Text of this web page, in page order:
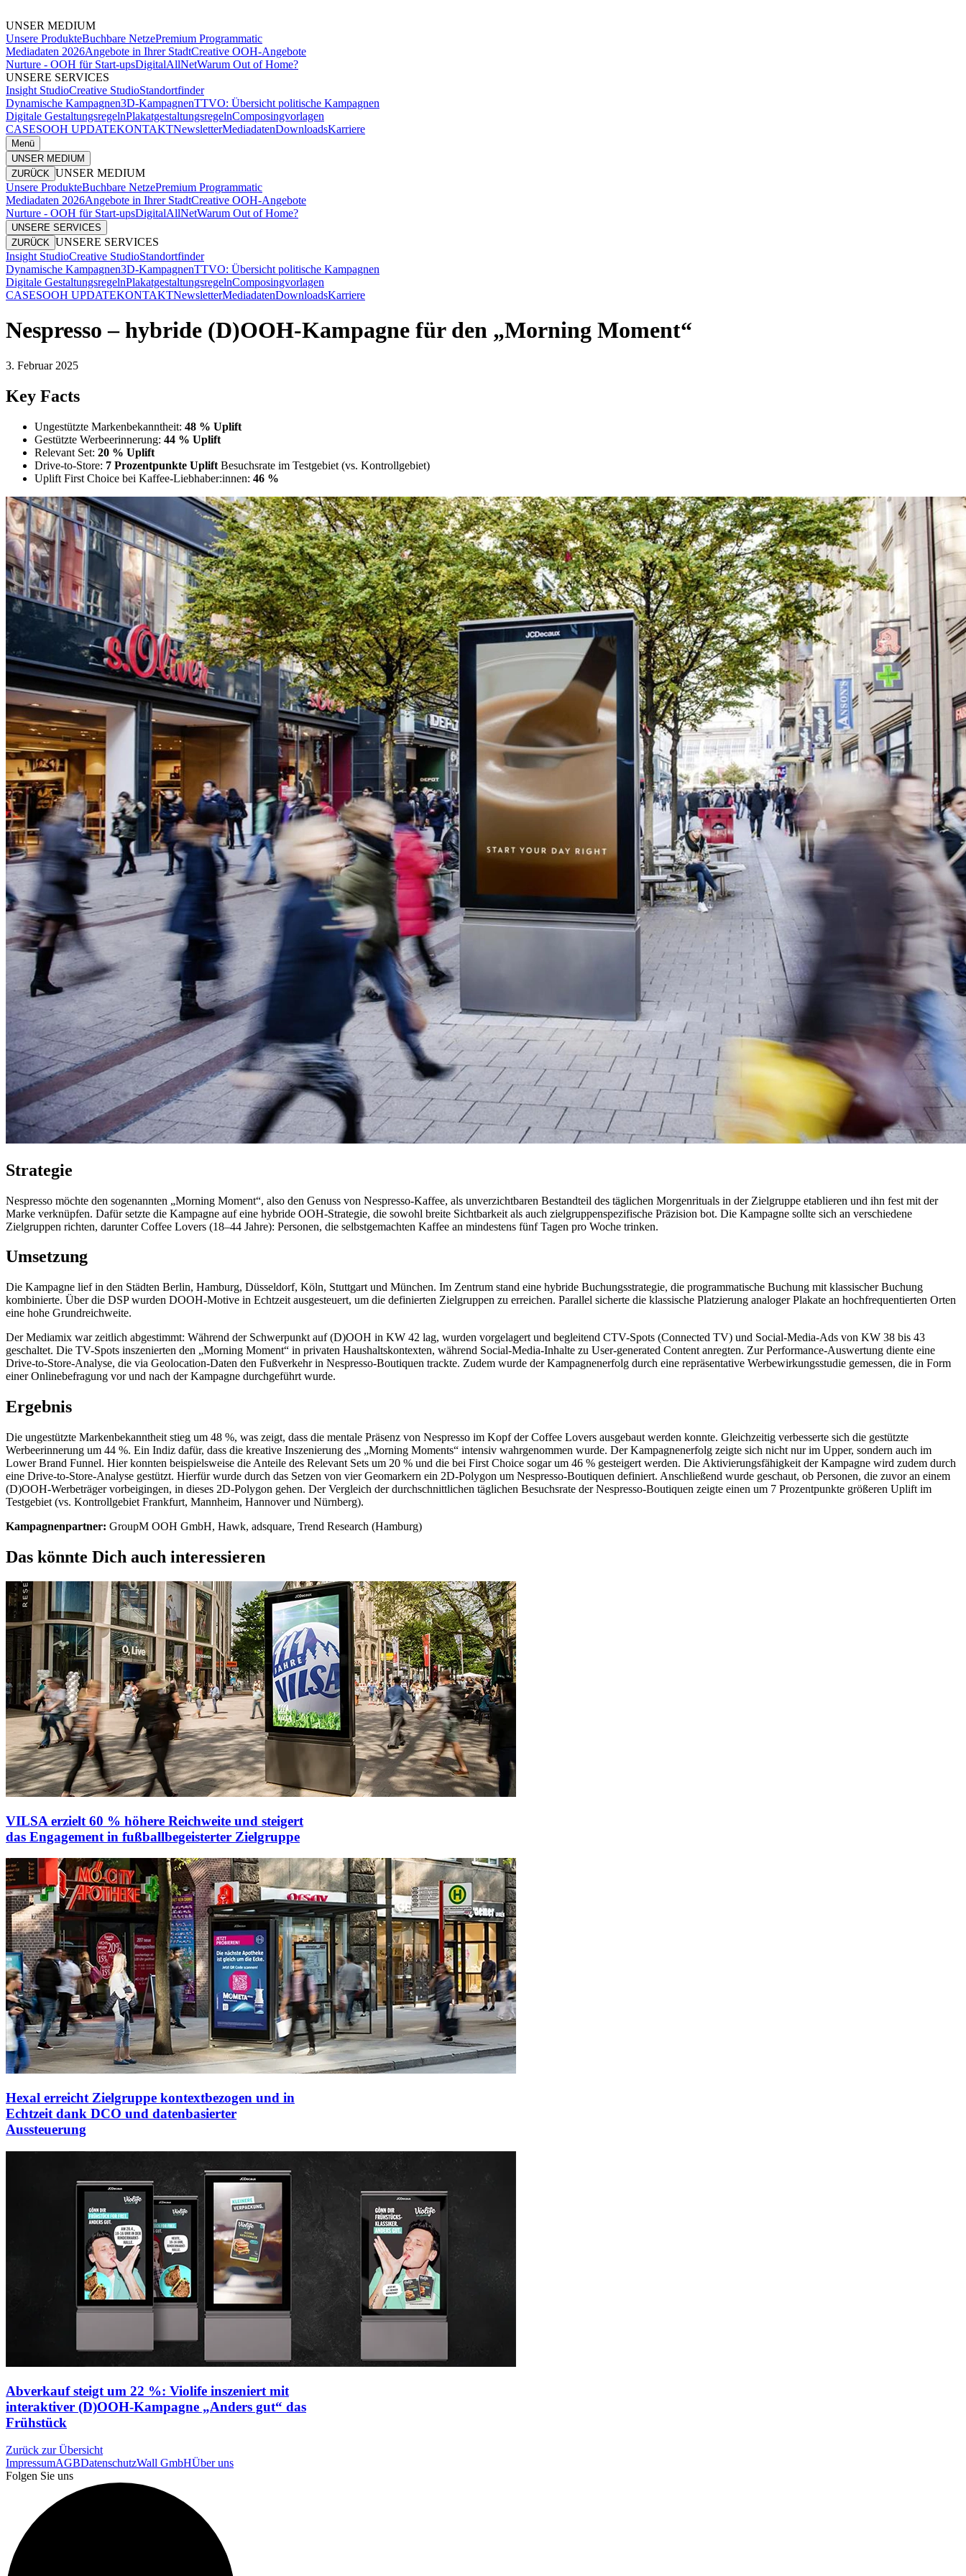
UNSER MEDIUM
Unsere ProdukteBuchbare NetzePremium Programmatic
Mediadaten 2026Angebote in Ihrer StadtCreative OOH-Angebote
Nurture - OOH für Start-upsDigitalAllNetWarum Out of Home?
UNSERE SERVICES
Insight StudioCreative StudioStandortfinder
Dynamische Kampagnen3D-KampagnenTTVO: Übersicht politische Kampagnen
Digitale GestaltungsregelnPlakatgestaltungsregelnComposingvorlagen
CASESOOH UPDATEKONTAKTNewsletterMediadatenDownloadsKarriere
Menü
UNSER MEDIUM
ZURÜCK UNSER MEDIUM
Unsere ProdukteBuchbare NetzePremium Programmatic
Mediadaten 2026Angebote in Ihrer StadtCreative OOH-Angebote
Nurture - OOH für Start-upsDigitalAllNetWarum Out of Home?
UNSERE SERVICES
ZURÜCK UNSERE SERVICES
Insight StudioCreative StudioStandortfinder
Dynamische Kampagnen3D-KampagnenTTVO: Übersicht politische Kampagnen
Digitale GestaltungsregelnPlakatgestaltungsregelnComposingvorlagen
CASESOOH UPDATEKONTAKTNewsletterMediadatenDownloadsKarriere
Nespresso – hybride (D)OOH-Kampagne für den „Morning Moment“
3. Februar 2025
Key Facts
Ungestützte Markenbekanntheit: 48 % Uplift
Gestützte Werbeerinnerung: 44 % Uplift
Relevant Set: 20 % Uplift
Drive-to-Store: 7 Prozentpunkte Uplift Besuchsrate im Testgebiet (vs. Kontrollgebiet)
Uplift First Choice bei Kaffee-Liebhaber:innen: 46 %
Strategie
Nespresso möchte den sogenannten „Morning Moment“, also den Genuss von Nespresso-Kaffee, als unverzichtbaren Bestandteil des täglichen Morgenrituals in der Zielgruppe etablieren und ihn fest mit der
Marke verknüpfen. Dafür setzte die Kampagne auf eine hybride OOH-Strategie, die sowohl breite Sichtbarkeit als auch zielgruppenspezifische Präzision bot. Die Kampagne sollte sich an verschiedene
Zielgruppen richten, darunter Coffee Lovers (18–44 Jahre): Personen, die selbstgemachten Kaffee an mindestens fünf Tagen pro Woche trinken.
Umsetzung
Die Kampagne lief in den Städten Berlin, Hamburg, Düsseldorf, Köln, Stuttgart und München. Im Zentrum stand eine hybride Buchungsstrategie, die programmatische Buchung mit klassischer Buchung
kombinierte. Über die DSP wurden DOOH-Motive in Echtzeit ausgesteuert, um die definierten Zielgruppen zu erreichen. Parallel sicherte die klassische Platzierung analoger Plakate an hochfrequentierten Orten
eine hohe Grundreichweite.
Der Mediamix war zeitlich abgestimmt: Während der Schwerpunkt auf (D)OOH in KW 42 lag, wurden vorgelagert und begleitend CTV-Spots (Connected TV) und Social-Media-Ads von KW 38 bis 43
geschaltet. Die TV-Spots inszenierten den „Morning Moment“ in privaten Haushaltskontexten, während Social-Media-Inhalte zu User-generated Content anregten. Zur Performance-Auswertung diente eine
Drive-to-Store-Analyse, die via Geolocation-Daten den Fußverkehr in Nespresso-Boutiquen trackte. Zudem wurde der Kampagnenerfolg durch eine repräsentative Werbewirkungsstudie gemessen, die in Form
einer Onlinebefragung vor und nach der Kampagne durchgeführt wurde.
Ergebnis
Die ungestützte Markenbekanntheit stieg um 48 %, was zeigt, dass die mentale Präsenz von Nespresso im Kopf der Coffee Lovers ausgebaut werden konnte. Gleichzeitig verbesserte sich die gestützte
Werbeerinnerung um 44 %. Ein Indiz dafür, dass die kreative Inszenierung des „Morning Moments“ intensiv wahrgenommen wurde. Der Kampagnenerfolg zeigte sich nicht nur im Upper, sondern auch im
Lower Brand Funnel. Hier konnten beispielsweise die Anteile des Relevant Sets um 20 % und die bei First Choice sogar um 46 % gesteigert werden. Die Aktivierungsfähigkeit der Kampagne wird zudem durch
eine Drive-to-Store-Analyse gestützt. Hierfür wurde durch das Setzen von vier Geomarkern ein 2D-Polygon um Nespresso-Boutiquen definiert. Anschließend wurde geschaut, ob Personen, die zuvor an einem
(D)OOH-Werbeträger vorbeigingen, in dieses 2D-Polygon gehen. Der Vergleich der durchschnittlichen täglichen Besuchsrate der Nespresso-Boutiquen zeigte einen um 7 Prozentpunkte größeren Uplift im
Testgebiet (vs. Kontrollgebiet Frankfurt, Mannheim, Hannover und Nürnberg).
Kampagnenpartner: GroupM OOH GmbH, Hawk, adsquare, Trend Research (Hamburg)
Das könnte Dich auch interessieren
VILSA erzielt 60 % höhere Reichweite und steigert
das Engagement in fußballbegeisterter Zielgruppe
Hexal erreicht Zielgruppe kontextbezogen und in
Echtzeit dank DCO und datenbasierter
Aussteuerung
Abverkauf steigt um 22 %: Violife inszeniert mit
interaktiver (D)OOH-Kampagne „Anders gut“ das
Frühstück
Zurück zur Übersicht
ImpressumAGBDatenschutzWall GmbHÜber uns
Folgen Sie uns